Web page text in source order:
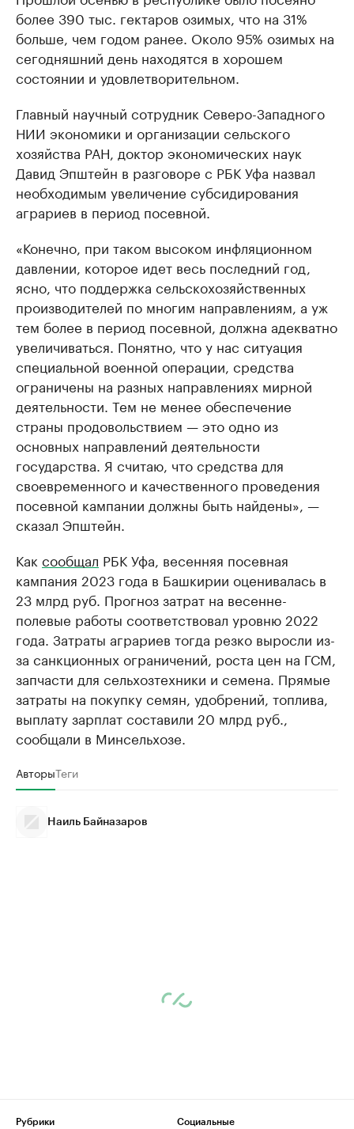
более 390 тыс. гектаров озимых, что на 31%
больше, чем годом ранее. Около 95% озимых на
сегодняшний день находятся в хорошем
состоянии и удовлетворительном.
Главный научный сотрудник Северо-Западного
НИИ экономики и организации сельского
хозяйства РАН, доктор экономических наук
Давид Эпштейн в разговоре с РБК Уфа назвал
необходимым увеличение субсидирования
аграриев в период посевной.
«Конечно, при таком высоком инфляционном
давлении, которое идет весь последний год,
ясно, что поддержка сельскохозяйственных
производителей по многим направлениям, а уж
тем более в период посевной, должна адекватно
увеличиваться. Понятно, что у нас ситуация
специальной военной операции, средства
ограничены на разных направлениях мирной
деятельности. Тем не менее обеспечение
страны продовольствием — это одно из
основных направлений деятельности
государства. Я считаю, что средства для
своевременного и качественного проведения
посевной кампании должны быть найдены», —
сказал Эпштейн.
Как сообщал РБК Уфа, весенняя посевная
кампания 2023 года в Башкирии оценивалась в
23 млрд руб. Прогноз затрат на весенне-
полевые работы соответствовал уровню 2022
года. Затраты аграриев тогда резко выросли из-
за санкционных ограничений, роста цен на ГСМ,
запчасти для сельхозтехники и семена. Прямые
затраты на покупку семян, удобрений, топлива,
выплату зарплат составили 20 млрд руб.,
сообщали в Минсельхозе.
АвторыТеги
Наиль Байназаров
Рубрики
Социальные